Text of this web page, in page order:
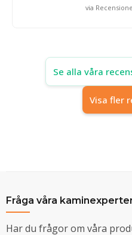
via
Se alla våra
Visa fler
Fråga våra
Har du frågor om våra